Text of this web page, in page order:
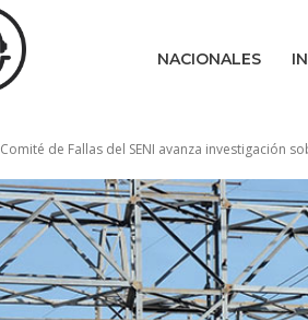
NACIONALES
Comité de Fallas del SENI avanza investigación